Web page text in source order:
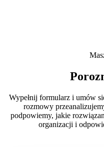
Wypełnij formularz i umów
rozmowy
podpowiemy, jakie
organizacji i